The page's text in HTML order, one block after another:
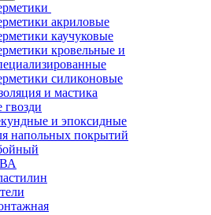
акриловые
каучуковые
кровельные и
силиконовые
и мастика
и эпоксидные
напольных покрытий